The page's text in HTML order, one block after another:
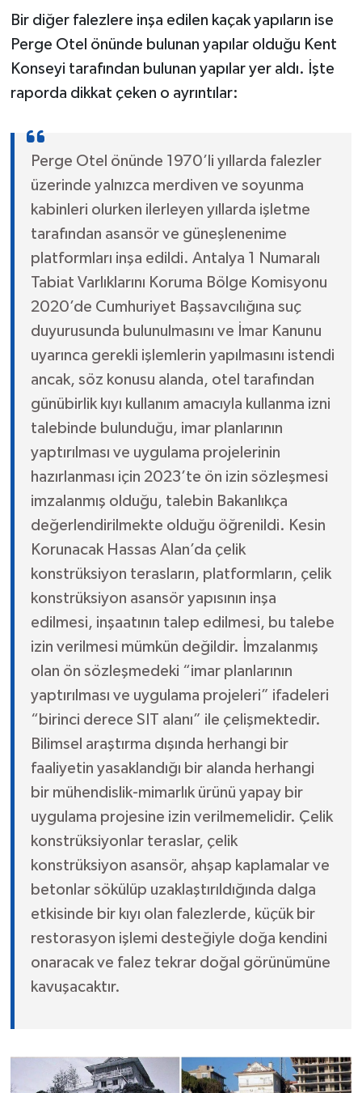
Bir diğer falezlere inşa edilen kaçak yapıların ise
Perge Otel önünde bulunan yapılar olduğu Kent
Konseyi tarafından bulunan yapılar yer aldı. İşte
raporda dikkat çeken o ayrıntılar:
Perge Otel önünde 1970’li yıllarda falezler
üzerinde yalnızca merdiven ve soyunma
kabinleri olurken ilerleyen yıllarda işletme
tarafından asansör ve güneşlenenime
platformları inşa edildi. Antalya 1 Numaralı
Tabiat Varlıklarını Koruma Bölge Komisyonu
2020’de Cumhuriyet Başsavcılığına suç
duyurusunda bulunulmasını ve İmar Kanunu
uyarınca gerekli işlemlerin yapılmasını istendi
ancak, söz konusu alanda, otel tarafından
günübirlik kıyı kullanım amacıyla kullanma izni
talebinde bulunduğu, imar planlarının
yaptırılması ve uygulama projelerinin
hazırlanması için 2023’te ön izin sözleşmesi
imzalanmış olduğu, talebin Bakanlıkça
değerlendirilmekte olduğu öğrenildi. Kesin
Korunacak Hassas Alan’da çelik
konstrüksiyon terasların, platformların, çelik
konstrüksiyon asansör yapısının inşa
edilmesi, inşaatının talep edilmesi, bu talebe
izin verilmesi mümkün değildir. İmzalanmış
olan ön sözleşmedeki “imar planlarının
yaptırılması ve uygulama projeleri” ifadeleri
“birinci derece SIT alanı” ile çelişmektedir.
Bilimsel araştırma dışında herhangi bir
faaliyetin yasaklandığı bir alanda herhangi
bir mühendislik-mimarlık ürünü yapay bir
uygulama projesine izin verilmemelidir. Çelik
konstrüksiyonlar teraslar, çelik
konstrüksiyon asansör, ahşap kaplamalar ve
betonlar sökülüp uzaklaştırıldığında dalga
etkisinde bir kıyı olan falezlerde, küçük bir
restorasyon işlemi desteğiyle doğa kendini
onaracak ve falez tekrar doğal görünümüne
kavuşacaktır.